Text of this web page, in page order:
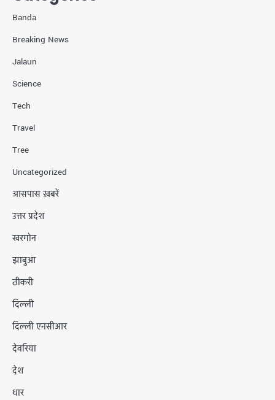
Banda
Breaking News
Jalaun
Science
Tech
Travel
Tree
Uncategorized
आसपास ख़बरें
उत्तर प्रदेश
खरगोन
झाबुआ
ठीकरी
दिल्ली
दिल्ली एनसीआर
देवरिया
देश
धार